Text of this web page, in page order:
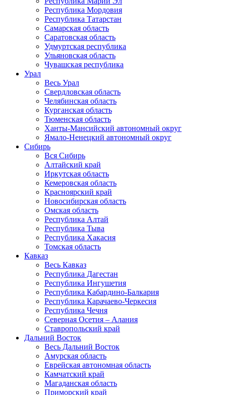
Республика Мордовия
Республика Татарстан
Самарская область
Саратовская область
Удмуртская республика
Ульяновская область
Чувашская республика
Урал
Весь Урал
Свердловская область
Челябинская область
Курганская область
Тюменская область
Ханты-Мансийский автономный округ
Ямало-Ненецкий автономный округ
Сибирь
Вся Сибирь
Алтайский край
Иркутская область
Кемеровская область
Красноярский край
Новосибирская область
Омская область
Республика Алтай
Республика Тыва
Республика Хакасия
Томская область
Кавказ
Весь Кавказ
Республика Дагестан
Республика Ингушетия
Республика Кабардино-Балкария
Республика Карачаево-Черкесия
Республика Чечня
Северная Осетия – Алания
Ставропольский край
Дальний Восток
Весь Дальний Восток
Амурская область
Еврейская автономная область
Камчатский край
Магаданская область
Приморский край